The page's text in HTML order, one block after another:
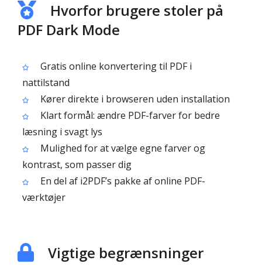
Hvorfor brugere stoler på
PDF Dark Mode
Gratis online konvertering til PDF i
nattilstand
Kører direkte i browseren uden installation
Klart formål: ændre PDF-farver for bedre
læsning i svagt lys
Mulighed for at vælge egne farver og
kontrast, som passer dig
En del af i2PDF’s pakke af online PDF-
værktøjer
Vigtige begrænsninger